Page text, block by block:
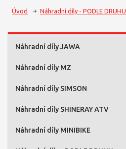
Úvod Náhradní díly - PODLE DRUHU
Náhradní díly JAWA
Náhradní díly MZ
Náhradní díly SIMSON
Náhradní díly SHINERAY ATV
Náhradní díly MINIBIKE